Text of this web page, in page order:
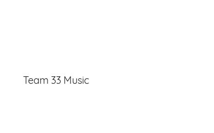
Team 33 Music